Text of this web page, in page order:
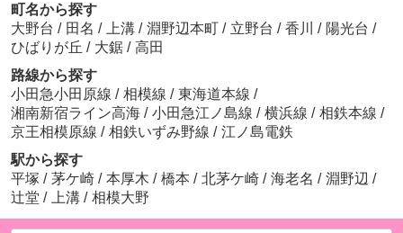
町名から探す
大野台 / 田名 / 上溝 / 淵野辺本町 / 立野台 / 香川 / 陽光台 /
ひばりが丘 / 大鋸 / 高田
路線から探す
小田急小田原線 / 相模線 / 東海道本線 /
湘南新宿ライン高海 / 小田急江ノ島線 / 横浜線 / 相鉄本線 /
京王相模原線 / 相鉄いずみ野線 / 江ノ島電鉄
駅から探す
平塚 / 茅ケ崎 / 本厚木 / 橋本 / 北茅ケ崎 / 海老名 / 淵野辺 /
辻堂 / 上溝 / 相模大野